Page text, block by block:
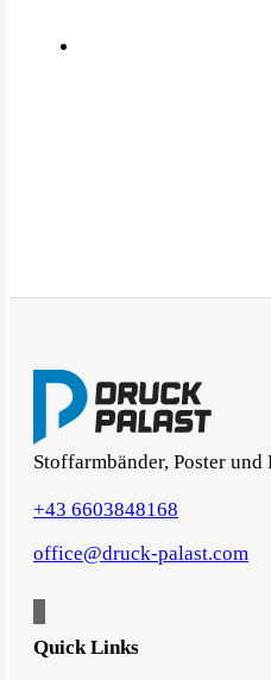
Stoffarmbänder, Poster
+43 6603848168
office@druck-palast.com
Quick Links